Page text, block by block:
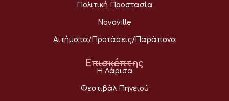
Πολιτική Προστασία
Novoville
Αιτήματα/Προτάσεις/Παράπονα
Επισκέπτης
Η Λάρισα
Φεστιβάλ Πηνειού